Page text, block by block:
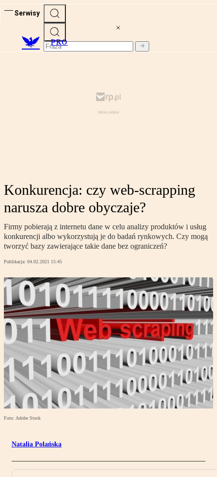
Serwisy
PRO
Konkurencja: czy web-scrapping
narusza dobre obyczaje?
Firmy pobierają z internetu dane w celu analizy produktów i usług
konkurencji albo wykorzystują je do badań rynkowych. Czy mogą
tworzyć bazy zawierające takie dane bez ograniczeń?
Publikacja: 04.02.2021 15:45
Foto: Adobe Stock
Natalia Polańska